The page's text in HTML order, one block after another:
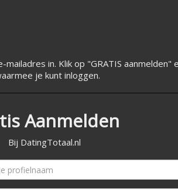
in. Klik op "GRATIS aanmelden"
je kunt inloggen.
Aanmelden
Bij DatingTotaal.nl